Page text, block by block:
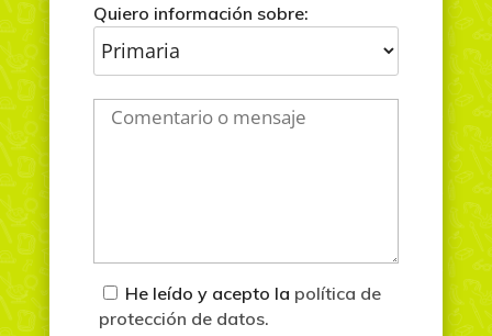
Quiero información sobre:
He leído y acepto la política de
protección de datos.